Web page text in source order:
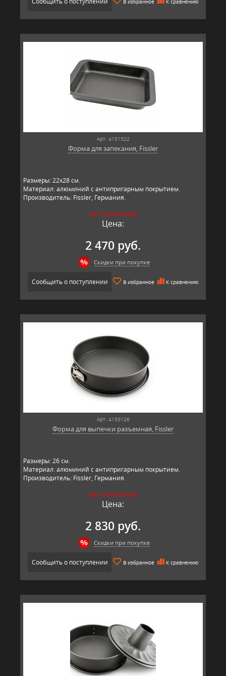
Арт: 4151522
Форма для запекания, Fissler
Размеры: 22x28 см.
Материал: алюминий с антипригарным покрытием.
Производитель: Fissler, Германия.
НЕТ В НАЛИЧИИ
Цена:
2 470 руб.
Скидки при покупке
Сообщить о поступлении В избранное К сравнению
Арт: 4150126
Форма для выпечки разъемная, Fissler
Размеры: 26 см.
Материал: алюминий с антипригарным покрытием.
Производитель: Fissler, Германия.
НЕТ В НАЛИЧИИ
Цена:
2 830 руб.
Скидки при покупке
Сообщить о поступлении В избранное К сравнению